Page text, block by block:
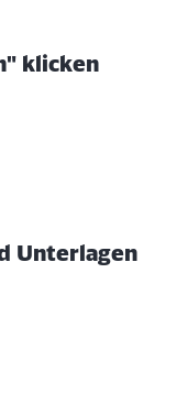
klicken
Unterlagen